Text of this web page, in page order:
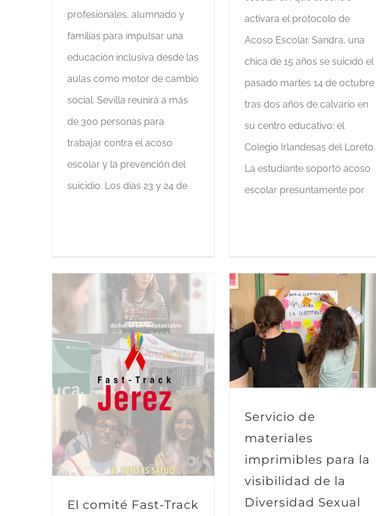
profesionales, alumnado y
familias para impulsar una
educación inclusiva desde las
aulas como motor de cambio
social. Sevilla reunirá a más
de 300 personas para
trabajar contra el acoso
escolar y la prevención del
suicidio. Los días 23 y 24 de
activara el protocolo de
Acoso Escolar. Sandra, una
chica de 15 años se suicidó el
pasado martes 14 de octubre
tras dos años de calvario en
su centro educativo: el
Colegio Irlandesas del Loreto.
La estudiante soportó acoso
escolar presuntamente por
El comité Fast-Track
Jerez gana el
Vídeo de
Salud Pública del
Congreso de la
Sociedad Española
El comité Fast-Track
Servicio de
materiales
imprimibles para la
visibilidad de la
Diversidad Sexual
en el aula
Servicio de
materiales
imprimibles para la
visibilidad de la
Diversidad Sexual